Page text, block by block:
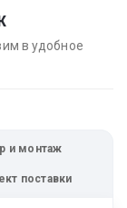
в удобное
и монтаж
поставки